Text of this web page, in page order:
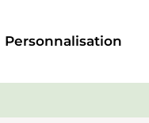
Personnalisation